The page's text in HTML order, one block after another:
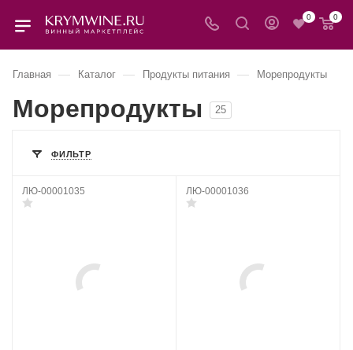
0 0
Главная — Каталог — Продукты питания — Морепродукты
Морепродукты 25
ФИЛЬТР
ЛЮ-00001035 ЛЮ-00001036